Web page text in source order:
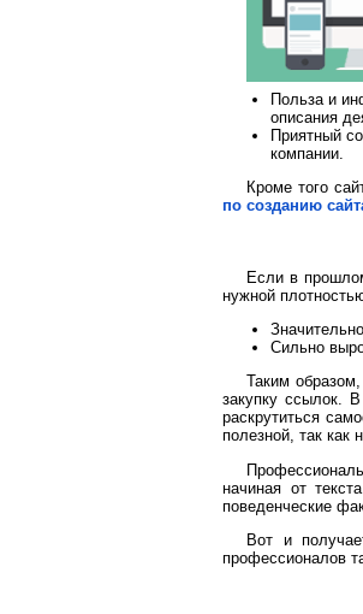
Польза и
описания
Приятный
компании.
Кроме того
по созданию
Если в
нужной
Сильно
Таким
закупку ссылок. В
раскрутиться
полезной, так как
начиная от
поведенческие
Вот и
профессионалов